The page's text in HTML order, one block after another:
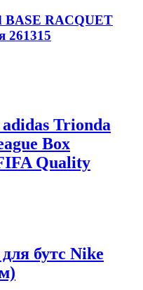
BASE RACQUET
261315
Trionda
Box
Quality
бутс Nike